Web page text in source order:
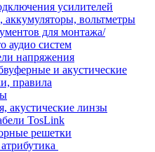
усилителей
аккумуляторы, вольтметры
для монтажа/
аудио систем
напряжения
и акустические
правила
акустические линзы
TosLink
решетки